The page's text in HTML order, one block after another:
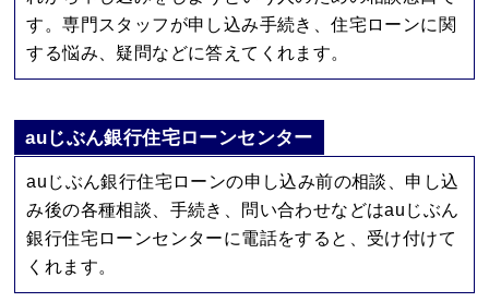
す。専門スタッフが申し込み手続き、住宅ローンに関
する悩み、疑問などに答えてくれます。
auじぶん銀行住宅ローンセンター
auじぶん銀行住宅ローンの申し込み前の相談、申し込
み後の各種相談、手続き、問い合わせなどはauじぶん
銀行住宅ローンセンターに電話をすると、受け付けて
くれます。